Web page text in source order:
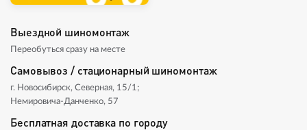
Выездной шиномонтаж
Переобуться сразу на месте
Самовывоз / стационарный шиномонтаж
г. Новосибирск, Северная, 15/1;
Немировича-Данченко, 57
Бесплатная доставка по городу